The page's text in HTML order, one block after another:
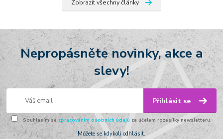
Zobrazit všechny články
Nepropásněte novinky, akce a
slevy!
Přihlásit se
Souhlasím se zpracováním osobních údajů za účelem rozesílky newsletteru.
Můžete se kdykoli odhlásit.